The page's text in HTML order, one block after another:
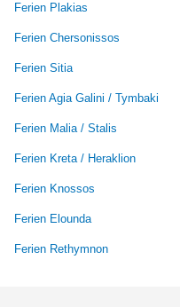
Ferien Plakias
Ferien Chersonissos
Ferien Sitia
Ferien Agia Galini / Tymbaki
Ferien Malia / Stalis
Ferien Kreta / Heraklion
Ferien Knossos
Ferien Elounda
Ferien Rethymnon